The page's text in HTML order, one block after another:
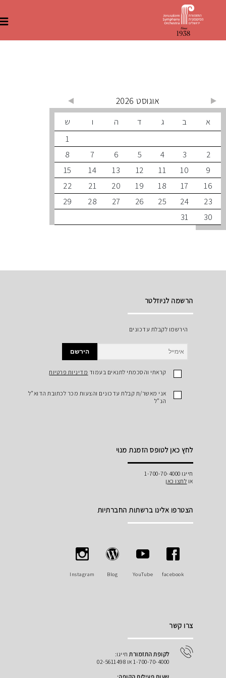
ב ד ה ו
ש
3
5
6
7
8
10
11
12
13
14
15
17
18
19
20
21
22
24
25
26
27
28
29
31
הרשמה לניוזלטר
הירשמו לקבלת עדכונים
קראתי והסכמתי לתנאים בעמודמדיניות פרטיות
אני מאשר/ת קבלת עדכונים והצעות מכר לכתובת הדוא"ל
הנ"ל
לחץ כאן לטופס הזמנת מנוי
לחצו כאן
הצטרפו אלינו ברשתות החברתיות
YouTube
Blog
Instagram
לקופת התזמורתחייגו:
1-700-70-4000 או 02-5611498